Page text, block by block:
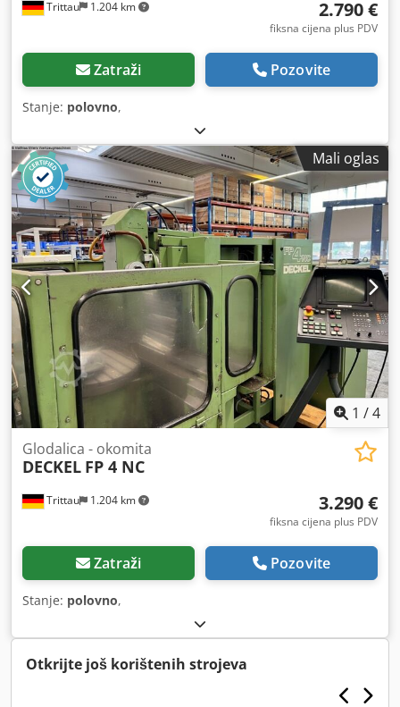
Trittau 1.204 km 2.790 €
fiksna cijena plus PDV
Zatraži Pozovite
Stanje: polovno,
Mali oglas
1 /4
Trittau 1.204 km
Glodalica - okomita
DECKEL FP 4 NC
3.290 €
fiksna cijena plus PDV
Zatraži Pozovite
Stanje: polovno,
Otkrijte još korištenih strojeva